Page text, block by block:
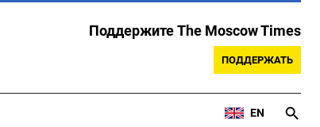
Поддержите The Moscow Times
ПОДДЕРЖАТЬ
EN